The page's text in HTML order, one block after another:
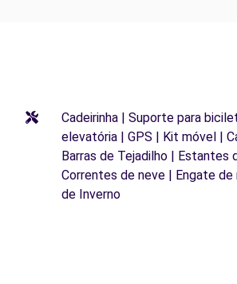
Cadeirinha | Suporte para
elevatória | GPS | Kit móvel |
Barras de Tejadilho | Estantes
Correntes de neve | Engate de
de Inverno